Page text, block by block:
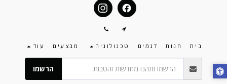
בית חנות דגמים טכנולוגיה מבצעים עוד
הרשמו